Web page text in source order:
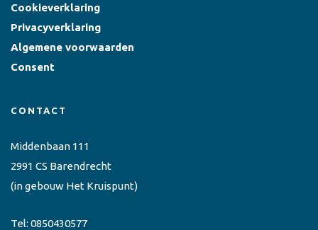
Cookieverklaring
Privacyverklaring
Algemene voorwaarden
Consent
CONTACT
Middenbaan 111
2991 CS Barendrecht
(in gebouw Het Kruispunt)
Tel: 0850430577